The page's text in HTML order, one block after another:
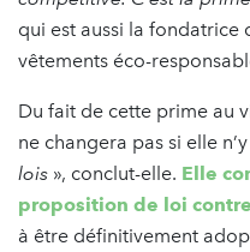
qui est aussi la fondatrice
vêtements éco-
Du fait de cette prime au
ne changera pas si elle
lois », conclut-elle. Elle
proposition de loi
à être définitivement